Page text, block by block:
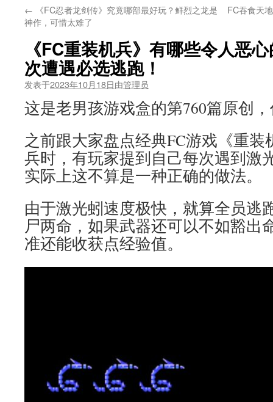
← 《FC忍者龙剑传》究竟哪部最好玩？鲜烈之龙是
神作，可惜太难了
FC吞食天
《FC重装机兵》有哪些令人恶
次遭遇必选逃跑！
发表于2023年10月18日由管理员
这是老男孩游戏盒的第760篇原创
之前跟大家盘点经典FC游戏《重
兵时，有玩家提到自己每次遇到激
实际上这不算是一种正确的做法。
由于激光蚓速度极快，就算全员逃
尸两命，如果武器还可以不如豁出
准还能收获点经验值。